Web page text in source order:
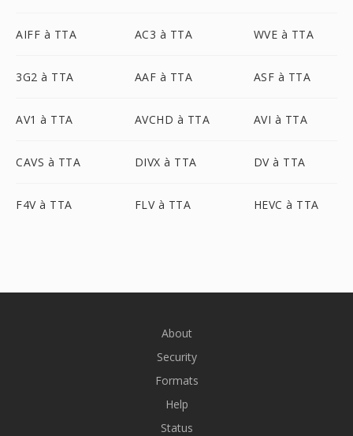
AIFF à TTA AC3 à TTA WVE à TTA
3G2 à TTA AAF à TTA ASF à TTA
AV1 à TTA AVCHD à TTA AVI à TTA
CAVS à TTA DIVX à TTA DV à TTA
F4V à TTA FLV à TTA HEVC à TTA
About
Security
Formats
Help
Status